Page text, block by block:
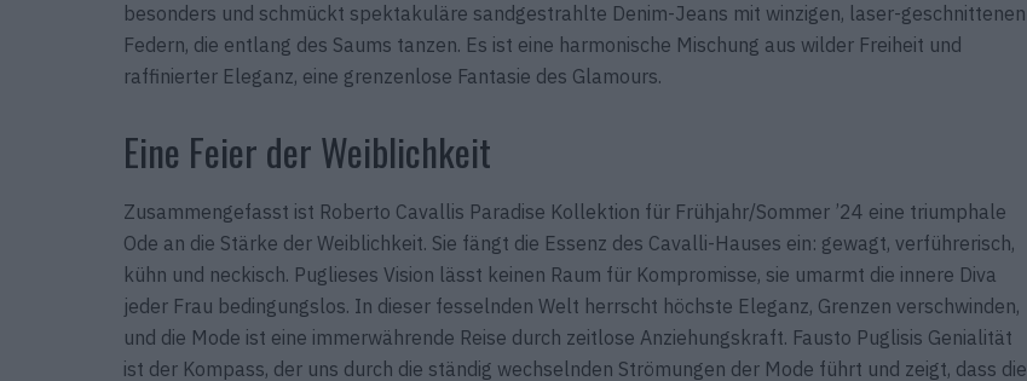
besonders und schmückt spektakuläre sandgestrahlte Denim-Jeans mit winzigen, laser-geschnittenen
Federn, die entlang des Saums tanzen. Es ist eine harmonische Mischung aus wilder Freiheit und
raffinierter Eleganz, eine grenzenlose Fantasie des Glamours.
Eine Feier der Weiblichkeit
Zusammengefasst ist Roberto Cavallis Paradise Kollektion für Frühjahr/Sommer ’24 eine triumphale
Ode an die Stärke der Weiblichkeit. Sie fängt die Essenz des Cavalli-Hauses ein: gewagt, verführerisch,
kühn und neckisch. Puglieses Vision lässt keinen Raum für Kompromisse, sie umarmt die innere Diva
jeder Frau bedingungslos. In dieser fesselnden Welt herrscht höchste Eleganz, Grenzen verschwinden,
und die Mode ist eine immerwährende Reise durch zeitlose Anziehungskraft. Fausto Puglisis Genialität
ist der Kompass, der uns durch die ständig wechselnden Strömungen der Mode führt und zeigt, dass die